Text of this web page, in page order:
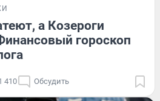
а Козероги
гороскоп
410 Обсудить